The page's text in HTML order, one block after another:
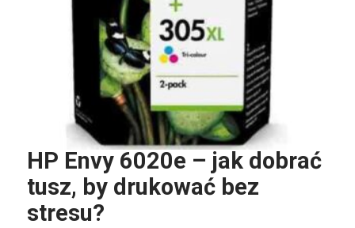
HP Envy 6020e – jak dobrać
tusz, by drukować bez
stresu?